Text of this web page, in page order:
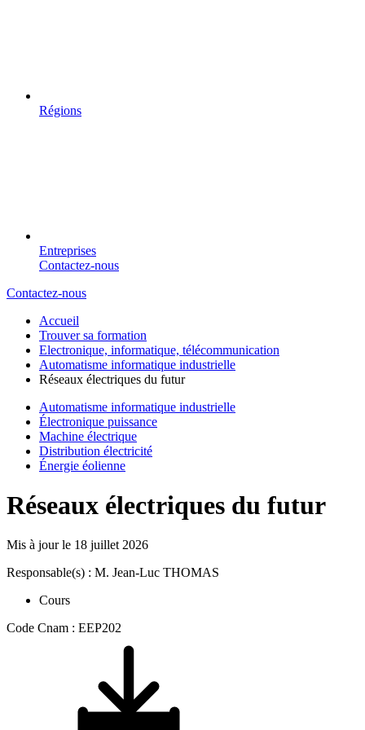
Régions
Entreprises
Contactez-nous
Contactez-nous
Accueil
Trouver sa formation
Electronique, informatique, télécommunication
Automatisme informatique industrielle
Réseaux électriques du futur
Automatisme informatique industrielle
Électronique puissance
Machine électrique
Distribution électricité
Énergie éolienne
Réseaux électriques du futur
Mis à jour le 18 juillet 2026
Responsable(s) : M. Jean-Luc THOMAS
Cours
Code Cnam : EEP202